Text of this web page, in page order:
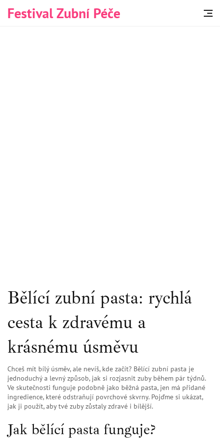
Festival Zubní Péče
Bělící zubní pasta: rychlá
cesta k zdravému a
krásnému úsměvu
Chceš mít bílý úsměv, ale nevíš, kde začít? Bělící zubní pasta je
jednoduchý a levný způsob, jak si rozjasnit zuby během pár týdnů.
Ve skutečnosti funguje podobně jako běžná pasta, jen má přidané
ingredience, které odstraňují povrchové skvrny. Pojďme si ukázat,
jak ji použít, aby tvé zuby zůstaly zdravé i bílější.
Jak bělící pasta funguje?